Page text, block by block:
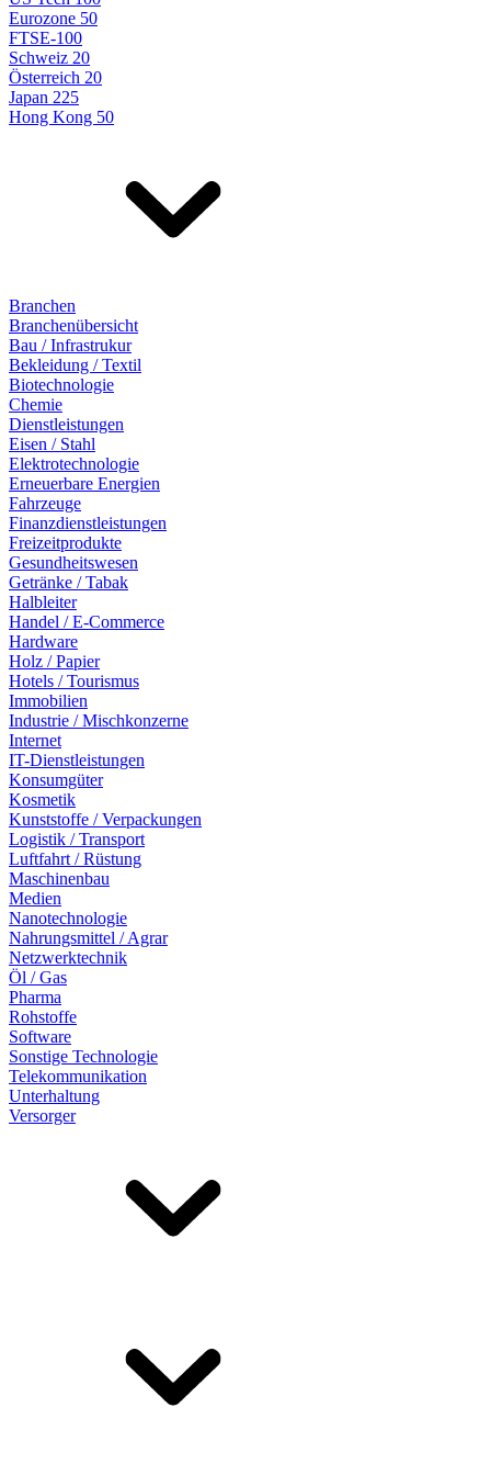
Eurozone 50
FTSE-100
Schweiz 20
Österreich 20
Japan 225
Hong Kong 50
Branchen
Branchenübersicht
Bau / Infrastrukur
Bekleidung / Textil
Biotechnologie
Chemie
Dienstleistungen
Eisen / Stahl
Elektrotechnologie
Erneuerbare Energien
Fahrzeuge
Finanzdienstleistungen
Freizeitprodukte
Gesundheitswesen
Getränke / Tabak
Halbleiter
Handel / E-Commerce
Hardware
Holz / Papier
Hotels / Tourismus
Immobilien
Industrie / Mischkonzerne
Internet
IT-Dienstleistungen
Konsumgüter
Kosmetik
Kunststoffe / Verpackungen
Logistik / Transport
Luftfahrt / Rüstung
Maschinenbau
Medien
Nanotechnologie
Nahrungsmittel / Agrar
Netzwerktechnik
Öl / Gas
Pharma
Rohstoffe
Software
Sonstige Technologie
Telekommunikation
Unterhaltung
Versorger